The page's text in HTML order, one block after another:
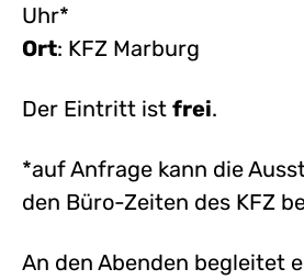
Uhr*
Ort: KFZ Marburg
Der Eintritt ist frei.
*auf Anfrage kann die
den Büro-Zeiten des KFZ
An den Abenden begleitet